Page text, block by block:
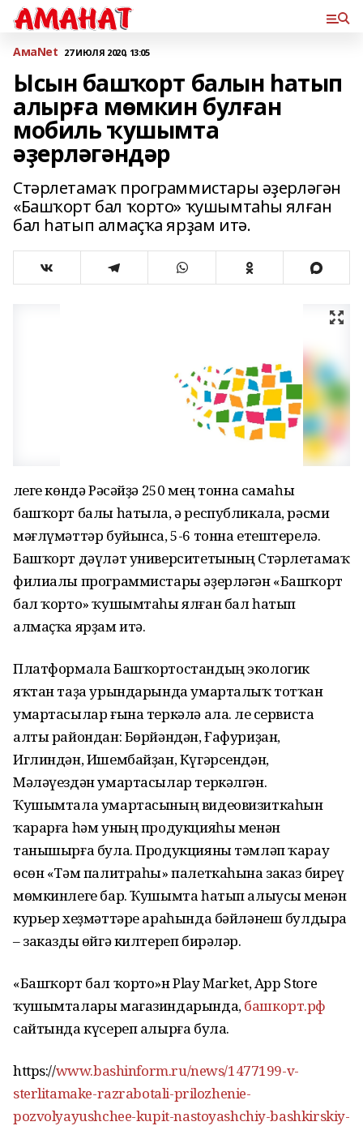
АмаNet 27 ИЮЛЯ 2020, 13:05
Ысын башҡорт балын һатып
алырға мөмкин булған
мобиль ҡушымта
әҙерләгәндәр
Стәрлетамаҡ программистары әҙерләгән
«Башҡорт бал ҡорто» ҡушымтаһы ялған
бал һатып алмаҫҡа ярҙам итә.
Әлеге көндә Рәсәйҙә 250 мең тонна самаһы
башҡорт балы һатыла, ә республикала, рәсми
мәғлүмәттәр буйынса, 5-6 тонна етештерелә.
Башҡорт дәүләт университетының Стәрлетамаҡ
филиалы программистары әҙерләгән «Башҡорт
бал ҡорто» ҡушымтаһы ялған бал һатып
алмаҫҡа ярҙам итә.
Платформала Башҡортостандың экологик
яҡтан таҙа урындарында умарталыҡ тотҡан
умартасылар ғына теркәлә ала. Әле сервиста
алты райондан: Бөрйәндән, Ғафуриҙан,
Иглиндән, Ишембайҙан, Күгәрсендән,
Мәләүездән умартасылар теркәлгән.
Ҡушымтала умартасының видеовизиткаһын
ҡарарға һәм уның продукцияһы менән
танышырға була. Продукцияны тәмләп ҡарау
өсөн «Тәм палитраһы» палеткаһына заказ биреү
мөмкинлеге бар. Ҡушымта һатып алыусы менән
курьер хеҙмәттәре араһында бәйләнеш булдыра
– заказды өйгә килтереп бирәләр.
«Башҡорт бал ҡорто»н Play Market, App Store
ҡушымталары магазиндарында,башкорт.рф
сайтында күсереп алырға була.
https://www.bashinform.ru/news/1477199-v-
sterlitamake-razrabotali-prilozhenie-
pozvolyayushchee-kupit-nastoyashchiy-bashkirskiy-